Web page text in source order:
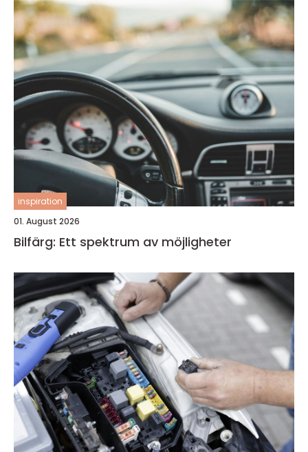
inspiration
01. August 2026
Bilfärg: Ett spektrum av möjligheter